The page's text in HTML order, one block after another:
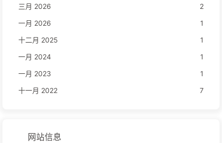
三月 2026
2
一月 2026
1
十二月 2025
1
一月 2024
1
一月 2023
1
十一月 2022
7
网站信息